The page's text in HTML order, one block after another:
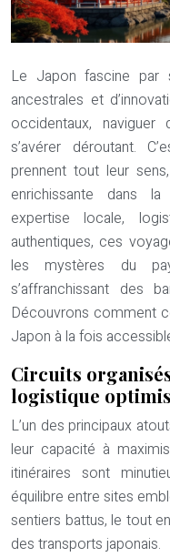
Le Japon fascine par
ancestrales et
occidentaux,
s’avérer déroutant.
prennent tout leur
enrichissante dans
expertise locale,
authentiques, ces
les mystères du
s’affranchissant des
Découvrons comment
Japon à la fois
Circuits
logistique
L’un des principaux
leur capacité à
itinéraires sont
équilibre entre sites
sentiers battus, le tout
des transports japonais.